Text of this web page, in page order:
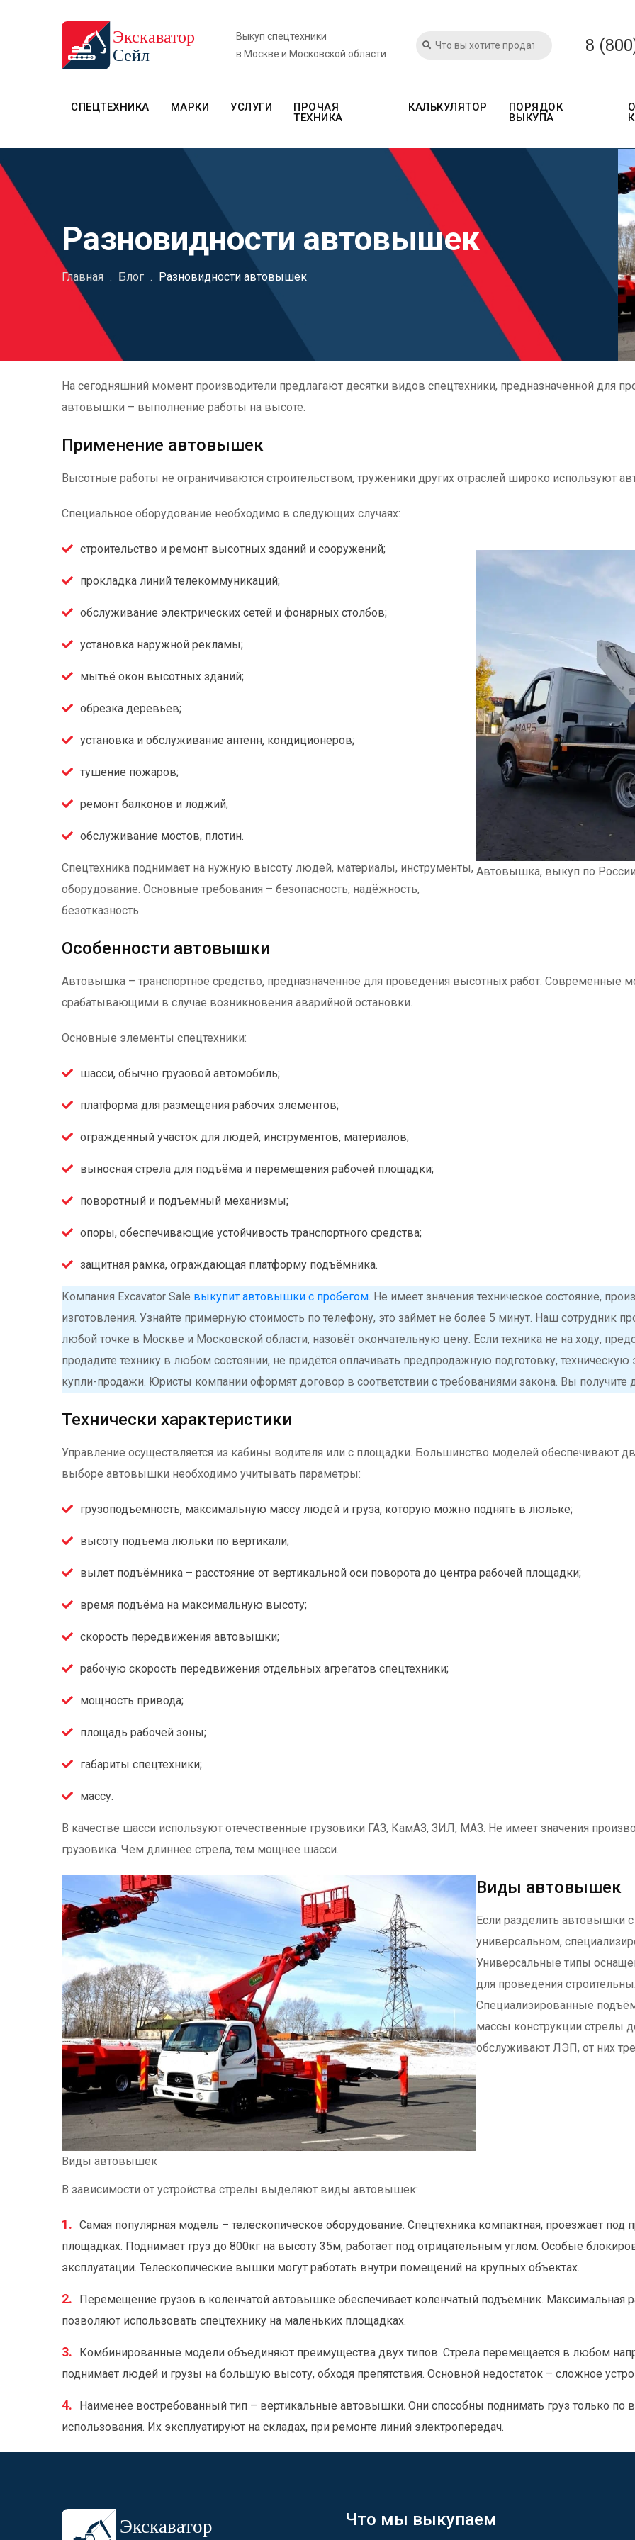
Выкуп спецтехники
в Москве и Московской области
8
СПЕЦТЕХНИКА МАРКИ УСЛУГИ
ПРОЧАЯ
ТЕХНИКА
КАЛЬКУЛЯТОР
ПОРЯДОК
ВЫКУПА
Разновидности автовышек
Главная . Блог . Разновидности автовышек
На сегодняшний момент производители предлагают десятки видов спецтехники, предназначенной для
автовышки – выполнение работы на высоте.
Применение автовышек
Высотные работы не ограничиваются строительством, труженики других отраслей широко используют
Специальное оборудование необходимо в следующих случаях:
строительство и ремонт высотных зданий и сооружений;
прокладка линий телекоммуникаций;
обслуживание электрических сетей и фонарных столбов;
установка наружной рекламы;
мытьё окон высотных зданий;
обрезка деревьев;
установка и обслуживание антенн, кондиционеров;
тушение пожаров;
ремонт балконов и лоджий;
обслуживание мостов, плотин.
Спецтехника поднимает на нужную высоту людей, материалы, инструменты,
оборудование. Основные требования – безопасность, надёжность,
безотказность.
Автовышка, выкуп по
Особенности автовышки
Автовышка – транспортное средство, предназначенное для проведения высотных работ. Современные
срабатывающими в случае возникновения аварийной остановки.
Основные элементы спецтехники:
шасси, обычно грузовой автомобиль;
платформа для размещения рабочих элементов;
огражденный участок для людей, инструментов, материалов;
выносная стрела для подъёма и перемещения рабочей площадки;
поворотный и подъемный механизмы;
опоры, обеспечивающие устойчивость транспортного средства;
защитная рамка, ограждающая платформу подъёмника.
Компания Excavator Sale выкупит автовышки с пробегом. Не имеет значения техническое состояние,
изготовления. Узнайте примерную стоимость по телефону, это займет не более 5 минут. Наш сотрудник
любой точке в Москве и Московской области, назовёт окончательную цену. Если техника не на ходу,
продадите технику в любом состоянии, не придётся оплачивать предпродажную подготовку,
купли-продажи. Юристы компании оформят договор в соответствии с требованиями закона. Вы получите
Технически характеристики
Управление осуществляется из кабины водителя или с площадки. Большинство моделей обеспечивают
выборе автовышки необходимо учитывать параметры:
грузоподъёмность, максимальную массу людей и груза, которую можно поднять в люльке;
высоту подъема люльки по вертикали;
вылет подъёмника – расстояние от вертикальной оси поворота до центра рабочей площадки;
время подъёма на максимальную высоту;
скорость передвижения автовышки;
рабочую скорость передвижения отдельных агрегатов спецтехники;
мощность привода;
площадь рабочей зоны;
габариты спецтехники;
массу.
В качестве шасси используют отечественные грузовики ГАЗ, КамАЗ, ЗИЛ, МАЗ. Не имеет значения
грузовика. Чем длиннее стрела, тем мощнее шасси.
Виды автовышек
Виды автовышек
Если разделить автовышки
универсальном,
Универсальные типы
для проведения
Специализированные
массы конструкции стрелы
обслуживают ЛЭП, от них
В зависимости от устройства стрелы выделяют виды автовышек:
Самая популярная модель – телескопическое оборудование. Спецтехника компактная, проезжает под
площадках. Поднимает груз до 800кг на высоту 35м, работает под отрицательным углом. Особые
эксплуатации. Телескопические вышки могут работать внутри помещений на крупных объектах.
Перемещение грузов в коленчатой автовышке обеспечивает коленчатый подъёмник. Максимальная
позволяют использовать спецтехнику на маленьких площадках.
Комбинированные модели объединяют преимущества двух типов. Стрела перемещается в любом
поднимает людей и грузы на большую высоту, обходя препятствия. Основной недостаток – сложное
Наименее востребованный тип – вертикальные автовышки. Они способны поднимать груз только по
использования. Их эксплуатируют на складах, при ремонте линий электропередач.
Что мы выкупаем